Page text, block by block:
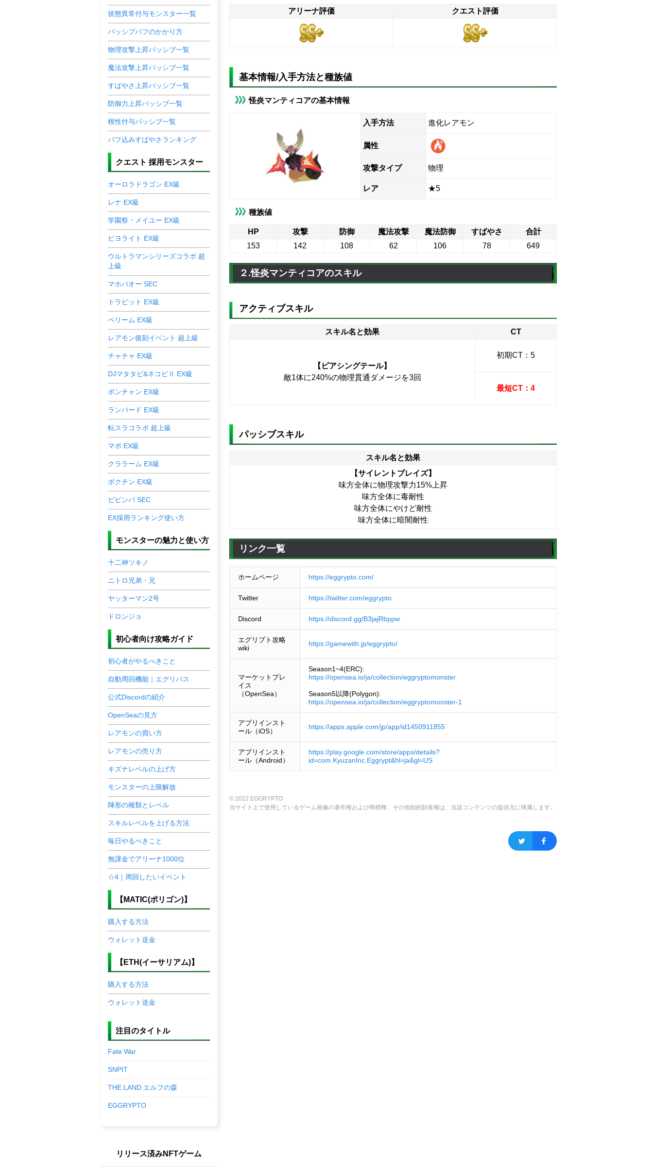
アリーナ評価 クエスト評価
基本情報/入手方法と種族値
怪炎マンティコアの基本情報
入手方法 進化レアモン
属性
攻撃タイプ 物理
レア ★5
種族値
HP 攻撃 防御 魔法攻撃 魔法防御 すばやさ
合計
153
142 108 62 106 78 649
２.怪炎マンティコアのスキル
アクティブスキル
スキル名と効果 CT
【ピアシングテール】
敵1体に240%の物理貫通ダメージを3回
初期CT：5
最短CT：4
パッシブスキル
スキル名と効果
【サイレントブレイズ】
味方全体に物理攻撃力15%上昇
味方全体に毒耐性
味方全体にやけど耐性
味方全体に暗闇耐性
リンク一覧
ホームページ https://eggrypto.com/
Twitter https://twitter.com/eggrypto
Discord https://discord.gg/B3jajRbppw
エグリプト攻略
wiki
https://gamewith.jp/eggrypto/
マーケットプレ
イス
（OpenSea）
Season1~4(ERC):
https://opensea.io/ja/collection/eggryptomonster
Season5以降(Polygon):
https://opensea.io/ja/collection/eggryptomonster-1
アプリインスト
ール（iOS）
https://apps.apple.com/jp/app/id1450911855
アプリインスト
ール（Android）
https://play.google.com/store/apps/details?
id=com.KyuzanInc.Eggrypt&hl=ja&gl=US
© 2022 EGGRYPTO
当サイト上で使用しているゲーム画像の著作権および商標権、その他知的財産権は、当該コンテンツの提供元に帰属します。
状態異常付与モンスター一覧
パッシブバフのかかり方
物理攻撃上昇パッシブ一覧
魔法攻撃上昇パッシブ一覧
すばやさ上昇パッシブ一覧
防御力上昇パッシブ一覧
根性付与パッシブ一覧
バフ込みすばやさランキング
クエスト 採用モンスター
オーロラドラゴン EX級
レナ EX級
学園祭・メイユー EX級
ピヨライト EX級
ウルトラマンシリーズコラボ 超
上級
マホバオー SEC
トラビット EX級
ペリーム EX級
レアモン復刻イベント 超上級
チャチャ EX級
DJマタタビ&ネコビⅡ EX級
ボンチャン EX級
ランバード EX級
転スラコラボ 超上級
マボ EX級
クララーム EX級
ポクチン EX級
ピピンパ SEC
EX採用ランキング使い方
モンスターの魅力と使い方
十二神ツキノ
ニトロ兄弟・兄
ヤッターマン2号
ドロンジョ
初心者向け攻略ガイド
初心者がやるべきこと
自動周回機能｜エグリパス
公式Discordの紹介
OpenSeaの見方
レアモンの買い方
レアモンの売り方
キズナレベルの上げ方
モンスターの上限解放
陣形の種類とレベル
スキルレベルを上げる方法
毎日やるべきこと
無課金でアリーナ1000位
☆4｜周回したいイベント
【MATIC(ポリゴン)】
購入する方法
ウォレット送金
【ETH(イーサリアム)】
購入する方法
ウォレット送金
注目のタイトル
Fate War
SNPIT
THE LAND エルフの森
EGGRYPTO
リリース済みNFTゲーム